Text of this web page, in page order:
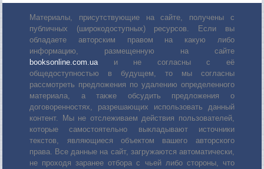
Материалы, присутствующие на сайте, получены с
публичных (широкодоступных) ресурсов. Если вы
обладаете авторским правом на какую либо
информацию, размещенную на сайте
booksonline.com.uaи не согласны с её
общедоступностью в будущем, то мы согласны
рассмотреть предложения по удалению определенного
материала, а также обсудить предложения о
договоренностях, разрешающих использовать данный
контент. Мы не отслеживаем действия пользователей,
которые самостоятельно выкладывают источники
текстов, являющиеся объектом вашего авторского
права. Все данные на сайт, загружаются автоматически,
не проходя заранее отбора с чьей либо стороны, что